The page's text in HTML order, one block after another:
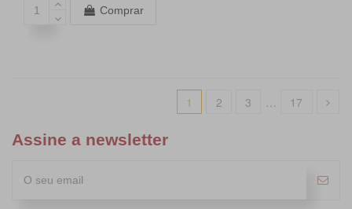
Comprar
1 2 3 … 17
Assine a newsletter